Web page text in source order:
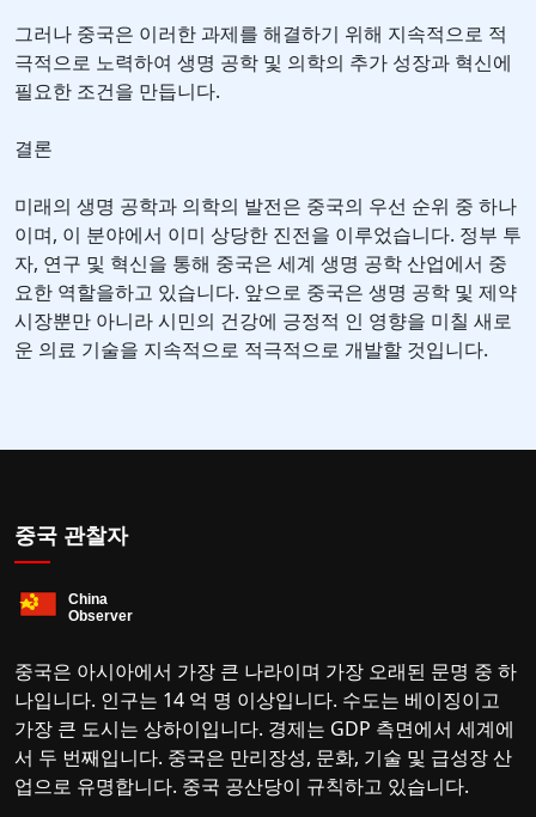
그러나 중국은 이러한 과제를 해결하기 위해 지속적으로 적
극적으로 노력하여 생명 공학 및 의학의 추가 성장과 혁신에
필요한 조건을 만듭니다.
결론
미래의 생명 공학과 의학의 발전은 중국의 우선 순위 중 하나
이며, 이 분야에서 이미 상당한 진전을 이루었습니다. 정부 투
자, 연구 및 혁신을 통해 중국은 세계 생명 공학 산업에서 중
요한 역할을하고 있습니다. 앞으로 중국은 생명 공학 및 제약
시장뿐만 아니라 시민의 건강에 긍정적 인 영향을 미칠 새로
운 의료 기술을 지속적으로 적극적으로 개발할 것입니다.
중국 관찰자
중국은 아시아에서 가장 큰 나라이며 가장 오래된 문명 중 하
나입니다. 인구는 14 억 명 이상입니다. 수도는 베이징이고
가장 큰 도시는 상하이입니다. 경제는 GDP 측면에서 세계에
서 두 번째입니다. 중국은 만리장성, 문화, 기술 및 급성장 산
업으로 유명합니다. 중국 공산당이 규칙하고 있습니다.